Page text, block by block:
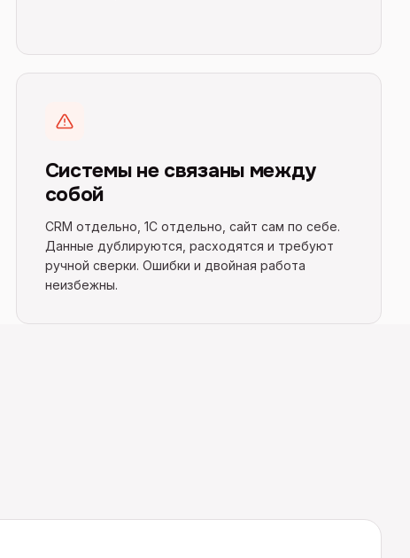
Системы не связаны между
собой
CRM отдельно, 1С отдельно, сайт сам по себе.
Данные дублируются, расходятся и требуют
ручной сверки. Ошибки и двойная работа
неизбежны.